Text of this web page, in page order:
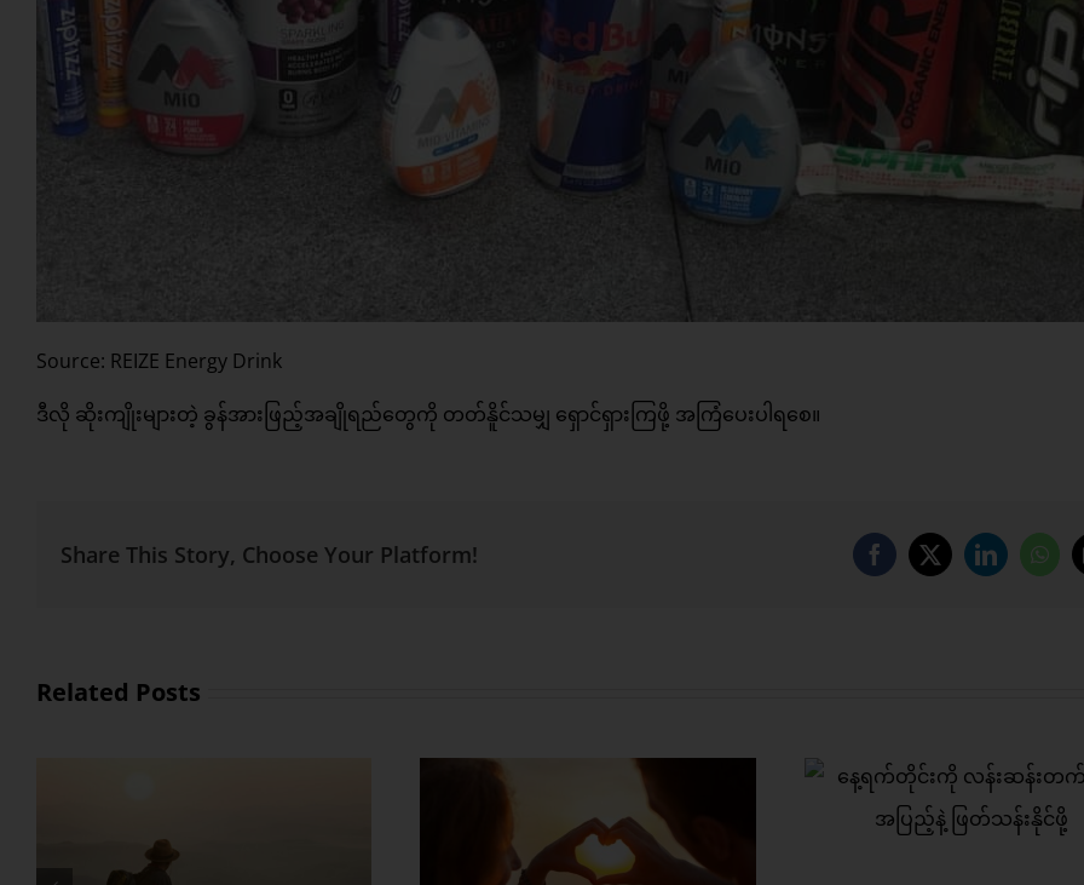
Source: REIZE Energy Drink
ဒီလို ဆိုးကျိုးများတဲ့ ခွန်အားဖြည့်အချိုရည်တွေကို တတ်နိူင်သမျှ ရှောင်ရှားကြဖို့ အကြံပေးပါရစေ။
Share This Story, Choose Your Platform! Facebook
X LinkedIn
Related Posts
နေ့ရက်တိုင်းကို လန်းဆန်းတက်
ကြွမှု အပြည့်နဲ့ ဖြတ်သန်းနိုင်ဖို့